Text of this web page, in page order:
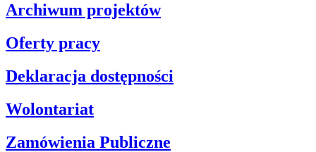
Archiwum projektów
Oferty pracy
Deklaracja dostępności
Wolontariat
Zamówienia Publiczne